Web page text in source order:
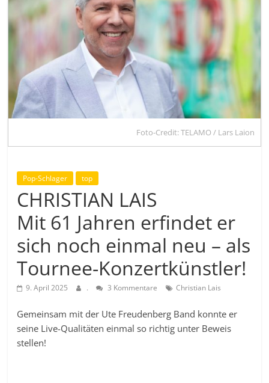
Foto-Credit: TELAMO / Lars Laion
Pop-Schlager top
CHRISTIAN LAIS
Mit 61 Jahren erfindet er
sich noch einmal neu – als
Tournee-Konzertkünstler!
9. April 2025 . 3 Kommentare Christian Lais
Gemeinsam mit der Ute Freudenberg Band konnte er
seine Live-Qualitäten einmal so richtig unter Beweis
stellen!